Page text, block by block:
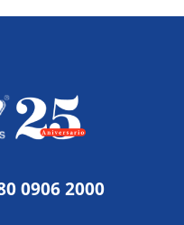
0906 2000